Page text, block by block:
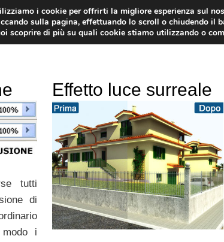
TUTORIAL
tutti
di
i
Effetto luce surreale
i cookie per offrirti la migliore esperienza sul
sulla pagina, effettuando lo scroll o chiudendo il
scoprire di più su quali cookie stiamo utilizzando o